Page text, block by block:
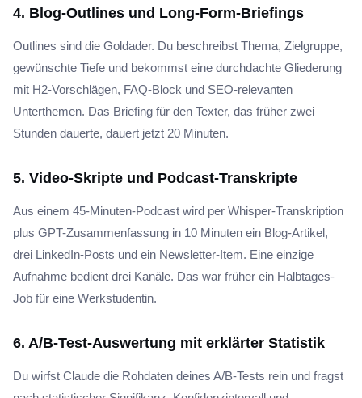
4. Blog-Outlines und Long-Form-Briefings
Outlines sind die Goldader. Du beschreibst Thema, Zielgruppe,
gewünschte Tiefe und bekommst eine durchdachte Gliederung
mit H2-Vorschlägen, FAQ-Block und SEO-relevanten
Unterthemen. Das Briefing für den Texter, das früher zwei
Stunden dauerte, dauert jetzt 20 Minuten.
5. Video-Skripte und Podcast-Transkripte
Aus einem 45-Minuten-Podcast wird per Whisper-Transkription
plus GPT-Zusammenfassung in 10 Minuten ein Blog-Artikel,
drei LinkedIn-Posts und ein Newsletter-Item. Eine einzige
Aufnahme bedient drei Kanäle. Das war früher ein Halbtages-
Job für eine Werkstudentin.
6. A/B-Test-Auswertung mit erklärter Statistik
Du wirfst Claude die Rohdaten deines A/B-Tests rein und fragst